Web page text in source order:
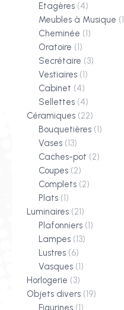
Etagères (4)
Meubles à Musique
Cheminée (1)
Oratoire (1)
Secrétaire (3)
Vestiaires (1)
Cabinet (4)
Sellettes (4)
Céramiques (22)
Bouquetières (1)
Vases (13)
Caches-pot (2)
Coupes (2)
Complets (2)
Plats (1)
Luminaires (21)
Plafonniers (1)
Lampes (13)
Lustres (6)
Vasques (1)
Horlogerie (3)
Objets divers (19)
Figurines (1)